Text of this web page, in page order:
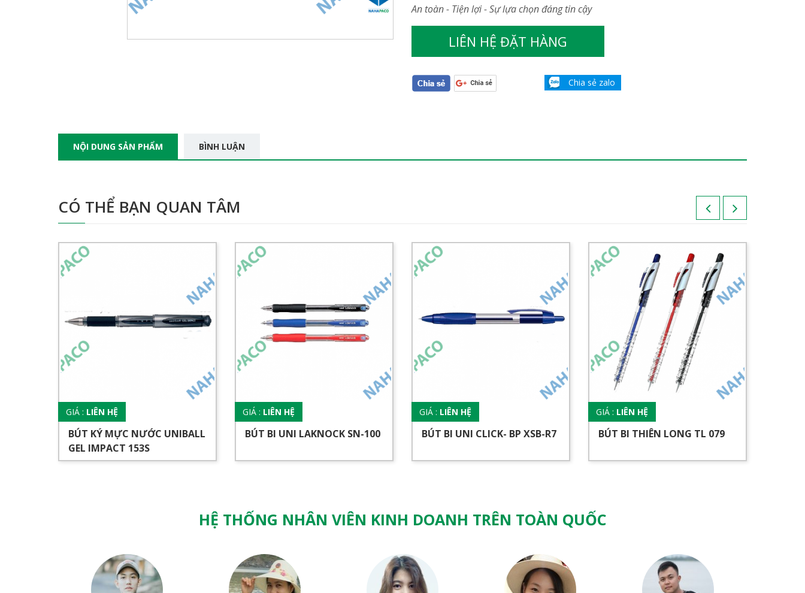
An toàn - Tiện lợi - Sự lựa chọn đáng tin cậy
LIÊN HỆ ĐẶT HÀNG
Chia sẻ zalo
NỘI DUNG SẢN PHẨM BÌNH LUẬN
CÓ THỂ BẠN QUAN TÂM
GIÁ : LIÊN HỆ
BÚT KÝ MỰC NƯỚC UNIBALL
GEL IMPACT 153S
GIÁ : LIÊN HỆ
BÚT BI UNI LAKNOCK SN-100
GIÁ : LIÊN HỆ
BÚT BI UNI CLICK- BP XSB-R7
GIÁ : LIÊN HỆ
BÚT BI THIÊN LONG TL 079
HỆ THỐNG NHÂN VIÊN KINH DOANH TRÊN TOÀN QUỐC